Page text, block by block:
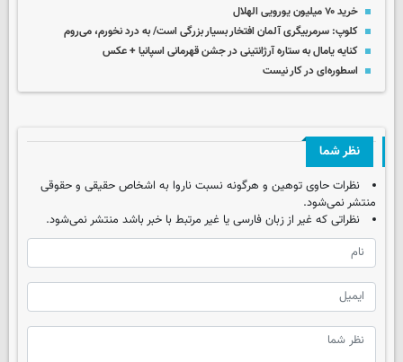
خرید ۷۰ میلیون یورویی الهلال
کلوپ: سرمربیگری آلمان افتخار بسیار بزرگی است/ به درد نخورم، می‌روم
کنایه یامال به ستاره آرژانتینی در جشن قهرمانی اسپانیا + عکس
اسطوره‌ای در کار نیست
نظر شما
نظرات حاوی توهین و هرگونه نسبت ناروا به اشخاص حقیقی و حقوقی
منتشر نمی‌شود.
نظراتی که غیر از زبان فارسی یا غیر مرتبط با خبر باشد منتشر نمی‌شود.